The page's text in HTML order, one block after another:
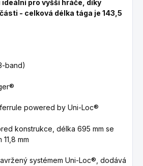
pro vyšší hráče, díky
- celková délka tága je 143,5
band)
powered by Uni-Loc®
konstrukce, délka 695 mm se
mm
systémem Uni-Loc®, dodává